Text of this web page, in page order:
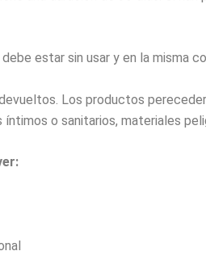
estar sin usar y en la misma
Los productos
o sanitarios, materiales